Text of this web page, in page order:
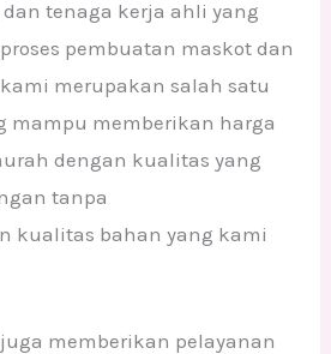
tenaga kerja ahli yang
pembuatan maskot dan
merupakan salah satu
mampu memberikan harga
dengan kualitas yang
tanpa
kualitas bahan yang kami
memberikan pelayanan